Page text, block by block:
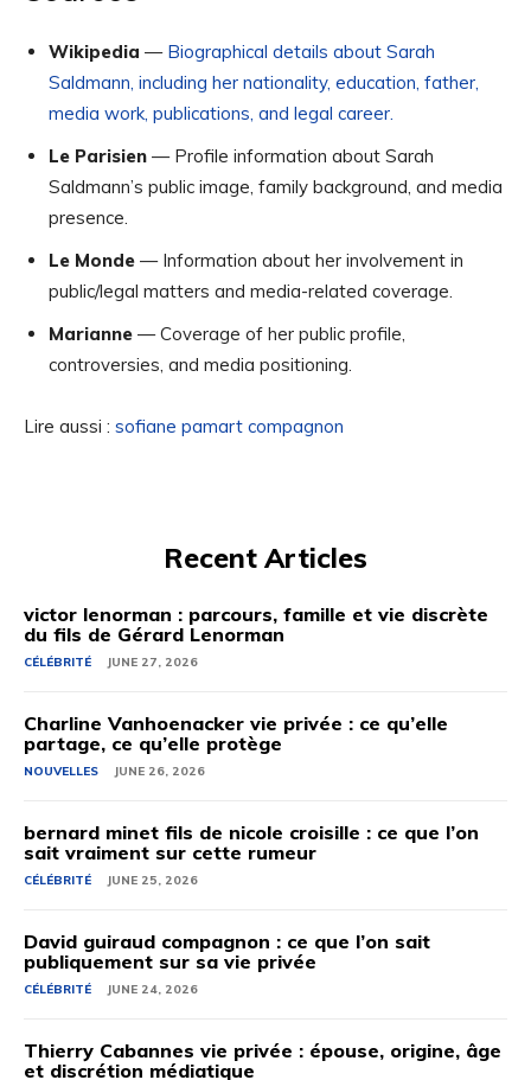
Wikipedia — Biographical details about Sarah
Saldmann, including her nationality, education, father,
media work, publications, and legal career.
Le Parisien — Profile information about Sarah
Saldmann’s public image, family background, and media
presence.
Le Monde — Information about her involvement in
public/legal matters and media-related coverage.
Marianne — Coverage of her public profile,
controversies, and media positioning.
Lire aussi : sofiane pamart compagnon
Recent Articles
victor lenorman : parcours, famille et vie discrète
du fils de Gérard Lenorman
CÉLÉBRITÉ JUNE 27, 2026
Charline Vanhoenacker vie privée : ce qu’elle
partage, ce qu’elle protège
NOUVELLES JUNE 26, 2026
bernard minet fils de nicole croisille : ce que l’on
sait vraiment sur cette rumeur
CÉLÉBRITÉ JUNE 25, 2026
David guiraud compagnon : ce que l’on sait
publiquement sur sa vie privée
CÉLÉBRITÉ JUNE 24, 2026
Thierry Cabannes vie privée : épouse, origine, âge
et discrétion médiatique